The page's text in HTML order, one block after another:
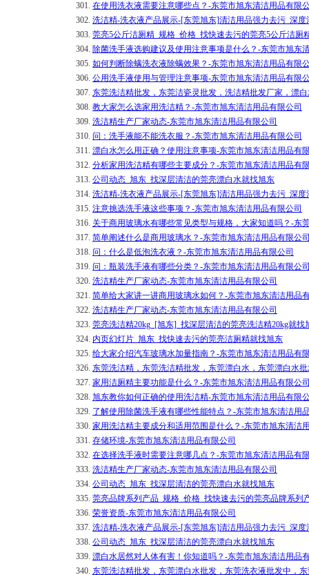
301. 在使用洗衣液需要注意哪些点？-东莞市旭东清洁用品有限
302. 洗洁精-洗衣液产品展示-[东莞旭东]清洁用品强力去污_深度
303. 莞亮5公斤洁厕精_规格_价格_找快速去污的莞亮5公斤洁
304. 除菌洗手液选购建议及使用注意事项是什么？-东莞市旭东
305. 如何判断除螨洗衣液除螨效果？-东莞市旭东清洁用品有限
306. 公用洗手液使用与管理注意事项-东莞市旭东清洁用品有限
307. 东莞洗洁精批发，东莞洁瓷灵批发，洗洁精批发厂家，漂
308. 教大家怎么选家用洗洁精？-东莞市旭东清洁用品有限公司
309. 洗洁精生产厂家动态-东莞市旭东清洁用品有限公司
310. 问：洗手液能不能洗衣服？-东莞市旭东清洁用品有限公司
311. 漂白水怎么用正确？使用注意事项-东莞市旭东清洁用品有
312. 分析家用洗洁精有哪些主要成分？-东莞市旭东清洁用品有
313. 公司动态_旭东_找深层清洁的莞亮漂白水就找旭东
314. 洗洁精-洗衣液产品展示-[东莞旭东]清洁用品强力去污_深度
315. 注意挑选洗手液这些事项？-东莞市旭东清洁用品有限公司
316. 关于商用玻璃水有哪些常见类型与规格，大家知道吗？-东
317. 简单阐述什么是商用玻璃水？-东莞市旭东清洁用品有限公
318. 问：什么是低泡洗衣液？-东莞市旭东清洁用品有限公司
319. 问：瓶装洗手液有哪些分类？-东莞市旭东清洁用品有限公
320. 洗洁精生产厂家动态-东莞市旭东清洁用品有限公司
321. 简单给大家讲一讲商用玻璃水如何？-东莞市旭东清洁用品
322. 洗洁精生产厂家动态-东莞市旭东清洁用品有限公司
323. 莞亮洗洁精20kg_[旭东]_找深层清洁的莞亮洗洁精20kg就
324. 内页幻灯片_旭东_找快速去污的莞亮洁厕精就找旭东
325. 给大家介绍汽车玻璃水加量指南？-东莞市旭东清洁用品有
326. 东莞洗洁精，东莞洗洁精批发，东莞漂白水，东莞漂白水
327. 家用洁厕精主要功能是什么？-东莞市旭东清洁用品有限公
328. 旭东教你如何正确的使用洗洁精-东莞市旭东清洁用品有限
329. 了解使用除菌洗手液有哪些性能特点？-东莞市旭东清洁用
330. 家用洗洁精主要成分和适用范围是什么？-东莞市旭东清洁
331. 存储环境-东莞市旭东清洁用品有限公司
332. 在选择洗手液时需要注意哪几点？-东莞市旭东清洁用品有
333. 洗洁精生产厂家动态-东莞市旭东清洁用品有限公司
334. 公司动态_旭东_找深层清洁的莞亮漂白水就找旭东
335. 莞亮品牌系列产品_规格_价格_找快速去污的莞亮品牌系
336. 荣誉资质-东莞市旭东清洁用品有限公司
337. 洗洁精-洗衣液产品展示-[东莞旭东]清洁用品强力去污_深度
338. 公司动态_旭东_找深层清洁的莞亮漂白水就找旭东
339. 漂白水居然对人体有害！你知道吗？-东莞市旭东清洁用品
340. 东莞洗洁精批发，东莞漂白水批发，东莞洗衣液批发中，